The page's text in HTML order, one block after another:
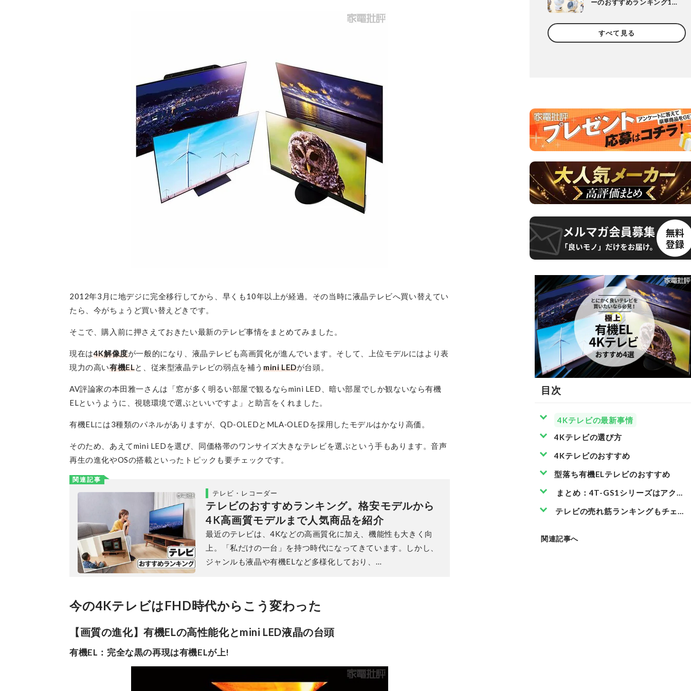
2012年3月に地デジに完全移行してから、早くも10年以上が経過。その当時に液晶テレビへ買い替えてい
たら、今がちょうど買い替えどきです。
そこで、購入前に押さえておきたい最新のテレビ事情をまとめてみました。
現在は4K解像度が一般的になり、液晶テレビも高画質化が進んでいます。そして、上位モデルにはより表
現力の高い有機ELと、従来型液晶テレビの弱点を補うmini LEDが台頭。
AV評論家の本田雅一さんは「窓が多く明るい部屋で観るならmini LED、暗い部屋でしか観ないなら有機
ELというように、視聴環境で選ぶといいですよ」と助言をくれました。
有機ELには3種類のパネルがありますが、QD-OLEDとMLA‐OLEDを採用したモデルはかなり高価。
そのため、あえてmini LEDを選び、同価格帯のワンサイズ大きなテレビを選ぶという手もあります。音声
再生の進化やOSの搭載といったトピックも要チェックです。
関連記事
テレビ・レコーダー
テレビのおすすめランキング。格安モデルから
4K高画質モデルまで人気商品を紹介
最近のテレビは、4Kなどの高画質化に加え、機能性も大きく向
上。「私だけの一台」を持つ時代になってきています。しかし、
ジャンルも液晶や有機ELなど多様化しており、…
今の4KテレビはFHD時代からこう変わった
【画質の進化】有機ELの高性能化とmini LED液晶の台頭
有機EL：完全な黒の再現は有機ELが上!
ーのおすすめランキング10
性、使い勝手を徹底比較
すべて見る
目次
4Kテレビの最新事情
4Kテレビの選び方
4Kテレビのおすすめ
型落ち有機ELテレビのおすすめ
まとめ：4T-GS1シリーズはアクオ
テレビの売れ筋ランキングもチェッ
関連記事へ